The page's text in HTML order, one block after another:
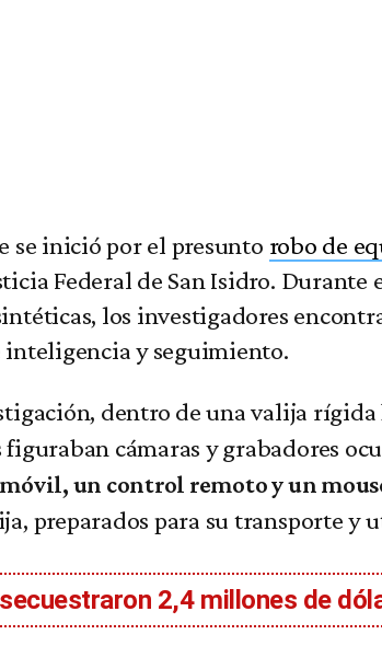
se inició por el presunto robo de
Federal de San Isidro. Durante
los investigadores
y seguimiento.
dentro de una valija rígida
cámaras y grabadores
un control remoto y un
preparados para su transporte y
2,4 millones de